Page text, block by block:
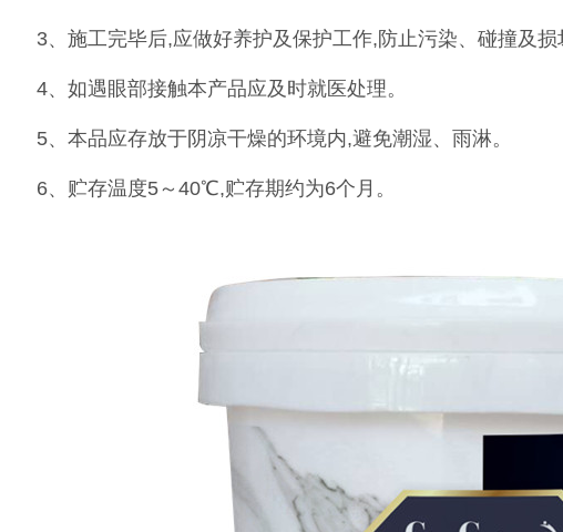
3、施工完毕后,应做好养护及保护工作,防止污染、碰撞及损
4、如遇眼部接触本产品应及时就医处理。
5、本品应存放于阴凉干燥的环境内,避免潮湿、雨淋。
6、贮存温度5～40℃,贮存期约为6个月。